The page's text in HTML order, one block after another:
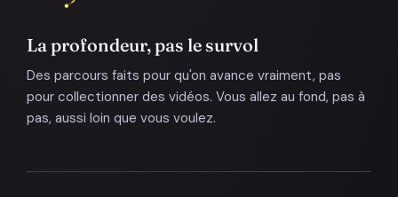
La profondeur, pas le survol
Des parcours faits pour qu'on avance vraiment, pas
pour collectionner des vidéos. Vous allez au fond, pas à
pas, aussi loin que vous voulez.